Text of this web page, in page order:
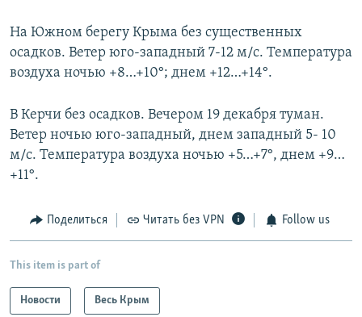
На Южном берегу Крыма без существенных
осадков. Ветер юго-западный 7-12 м/с. Температура
воздуха ночью +8…+10°; днем +12…+14°.
В Керчи без осадков. Вечером 19 декабря туман.
Ветер ночью юго-западный, днем западный 5- 10
м/с. Температура воздуха ночью +5…+7°, днем +9…
+11°.
Поделиться Читать без VPN Follow us
This item is part of
Новости Весь Крым